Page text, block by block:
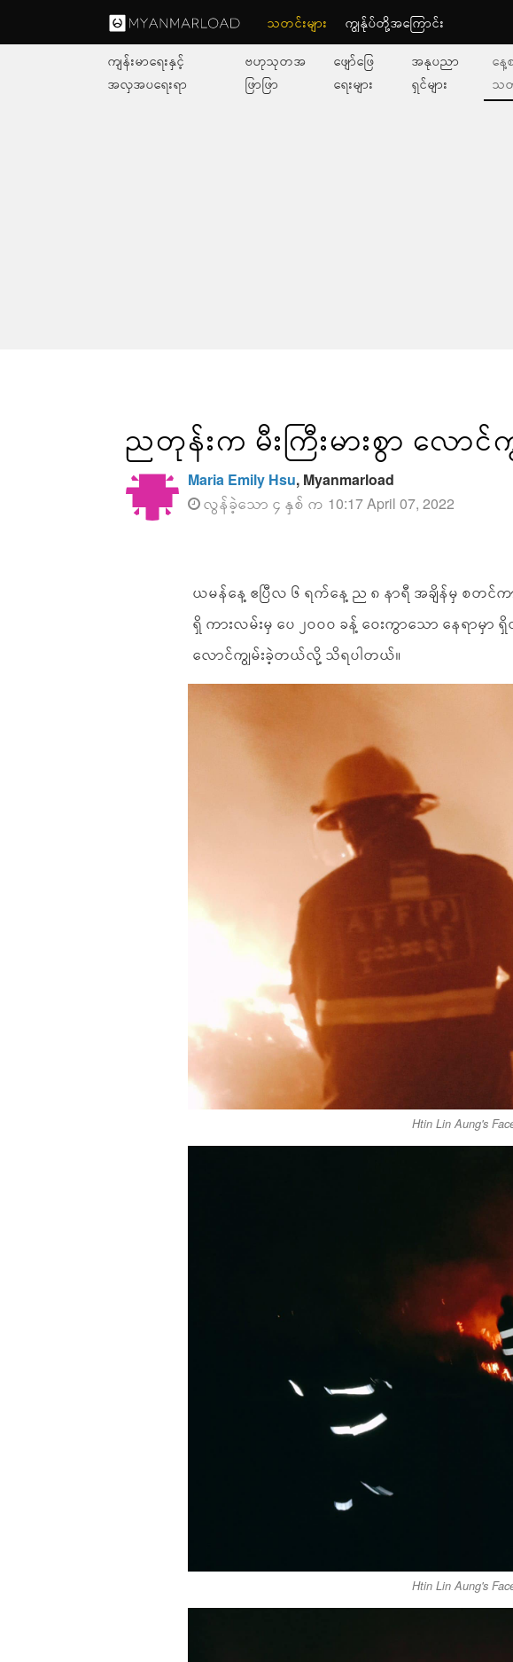
သတင်းများ ကျွနု်ပ်တို့အကြောင်း
ကျန်းမာရေးနှင့်
အလှအပရေးရာ
ဗဟုသုတအ
ဖြာဖြာ
ဖျော်ဖြေ
ရေးများ
အနုပညာ
ရှင်များ
နေ့
သတ
ညတုန်းက မီးကြီးမားစွာ လောင်
Maria Emily Hsu, Myanmarload
လွန်ခဲ့သော ၄ နှစ် က 10:17 April 07, 2022
ယမန်နေ့ ဧပြီလ ၆ ရက်နေ့ ည ၈ နာရီ အချိန်မှ စတင်က
ရှိ ကားလမ်းမှ ပေ ၂၀၀၀ ခန့် ဝေးကွာသော နေရာမှာ
လောင်ကျွမ်းခဲ့တယ်လို့ သိရပါတယ်။
Htin Lin Aung's
Htin Lin Aung's